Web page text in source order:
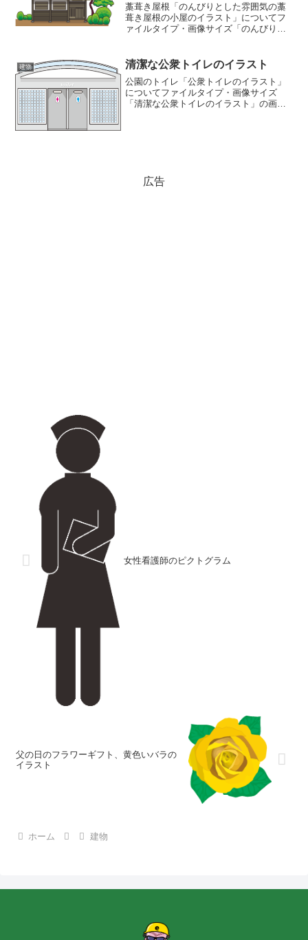
藁葺き屋根「のんびりとした雰囲気の藁
葺き屋根の小屋のイラスト」についてフ
ァイルタイプ・画像サイズ「のんびりと
名:warabuki.pngファイルタイ
プ:image/PNG（背...
建物 清潔な公衆トイレのイラスト
公園のトイレ「公衆トイレのイラスト」
についてファイルタイプ・画像サイズ
「清潔な公衆トイレのイラスト」の画像
広告
女性看護師のピクトグラム
父の日のフラワーギフト、黄色いバラの
イラスト
ホーム 建物